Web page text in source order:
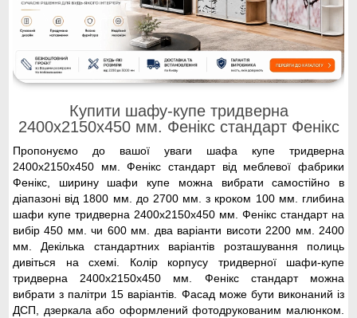
Купити шафу-купе тридверна
2400x2150x450 мм. Фенікс стандарт Фенікс
Пропонуємо до вашої уваги шафа купе тридверна
2400x2150x450 мм. Фенікс стандарт від меблевої фабрики
Фенікс, ширину шафи купе можна вибрати самостійно в
діапазоні від 1800 мм. до 2700 мм. з кроком 100 мм. глибина
шафи купе тридверна 2400x2150x450 мм. Фенікс стандарт на
вибір 450 мм. чи 600 мм. два варіанти висоти 2200 мм. 2400
мм. Декілька стандартних варіантів розташування полиць
дивіться на схемі. Колір корпусу тридверної шафи-купе
тридверна 2400x2150x450 мм. Фенікс стандарт можна
вибрати з палітри 15 варіантів. Фасад може бути виконаний із
ДСП, дзеркала або оформлений фотодрукованим малюнком.